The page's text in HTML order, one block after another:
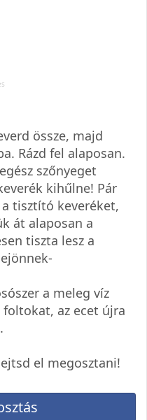
össze, majd
Rázd fel alaposan.
szőnyeget
kihűlne! Pár
tisztító keveréket,
át alaposan a
tiszta lesz a
a meleg víz
az ecet újra
el megosztani!